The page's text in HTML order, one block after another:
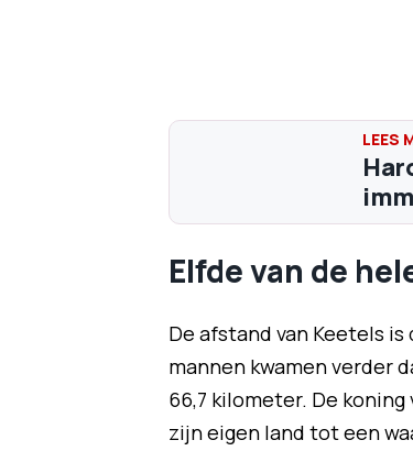
Elfde van de
De afstand van Keetels
mannen kwamen verder
66,7 kilometer. De
zijn eigen land tot een